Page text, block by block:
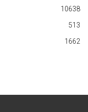
10638
513
1662